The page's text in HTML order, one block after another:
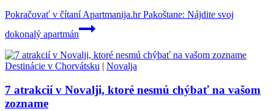
Pokračovať v čítaníApartmanija.hr Pakoštane: Nájdite svoj
dokonalý apartmán
Destinácie v Chorvátsku | Novalja
7 atrakcií v Novalji, ktoré nesmú chýbať na vašom
zozname